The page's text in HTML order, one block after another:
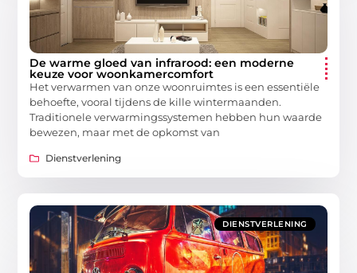
De warme gloed van infrarood: een moderne
keuze voor woonkamercomfort
Het verwarmen van onze woonruimtes is een essentiële
behoefte, vooral tijdens de kille wintermaanden.
Traditionele verwarmingssystemen hebben hun waarde
bewezen, maar met de opkomst van
Dienstverlening
DIENSTVERLENING